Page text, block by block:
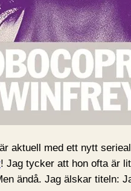
aktuell med ett nytt
! Jag tycker att hon ofta är
ändå. Jag älskar titeln: